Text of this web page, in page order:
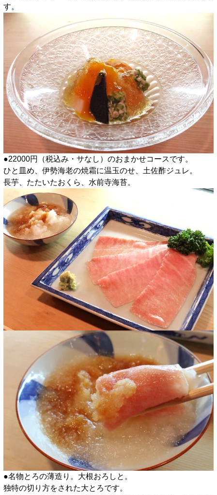
す。
●22000円（税込み・サなし）のおまかせコースです。
ひと皿め、伊勢海老の焼霜に温玉のせ、土佐酢ジュレ。
長芋、たたいたおくら、水前寺海苔。
●名物とろの薄造り。大根おろしと。
独特の切り方をされた大とろです。